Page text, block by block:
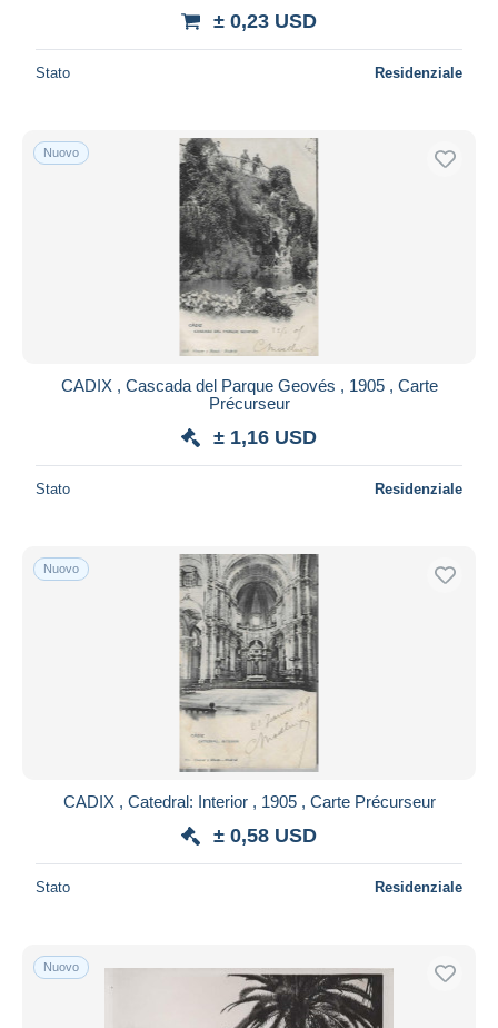
± 0,23 USD
Stato Residenziale
Nuovo
CADIX , Cascada del Parque Geovés , 1905 , Carte
Précurseur
± 1,16 USD
Stato Residenziale
Nuovo
CADIX , Catedral: Interior , 1905 , Carte Précurseur
± 0,58 USD
Stato Residenziale
Nuovo